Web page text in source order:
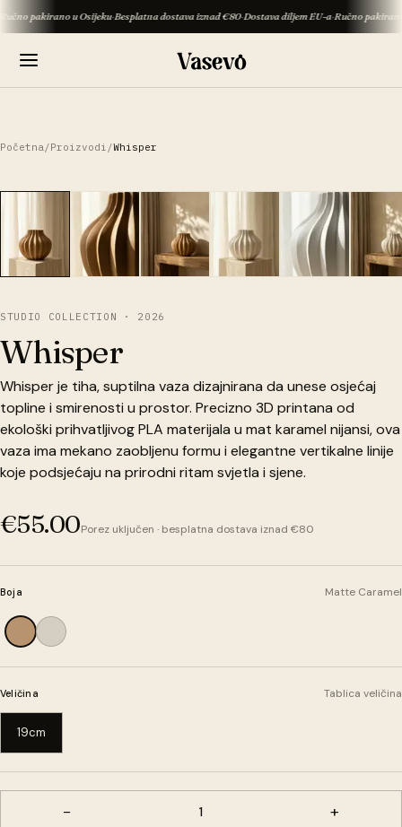
u Osijeku·Besplatna dostava iznad €80·Dostava diljem EU-a·Ručno pakirano u
Početna/Proizvodi /Whisper
3D PREGLED
STUDIO COLLECTION · 2026
Whisper
Whisper je tiha, suptilna vaza dizajnirana da unese osjećaj
topline i smirenosti u prostor. Precizno 3D printana od
ekološki prihvatljivog PLA materijala u mat karamel nijansi, ova
vaza ima mekano zaobljenu formu i elegantne vertikalne linije
koje podsjećaju na prirodni ritam svjetla i sjene.
€55.00Porez uključen · besplatna dostava iznad €80
Boja Matte Caramel
Veličina Tablica veličina
19cm
− 1 +